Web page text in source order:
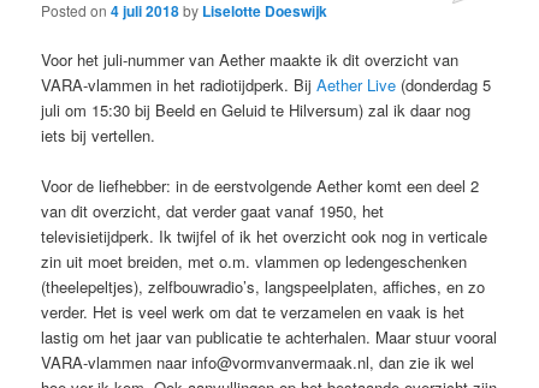
Posted on4 juli 2018by Liselotte Doeswijk
Voor het juli-nummer van Aether maakte ik dit overzicht van
VARA-vlammen in het radiotijdperk. BijAether Live (donderdag 5
juli om 15:30 bij Beeld en Geluid te Hilversum) zal ik daar nog
iets bij vertellen.
Voor de liefhebber: in de eerstvolgende Aether komt een deel 2
van dit overzicht, dat verder gaat vanaf 1950, het
televisietijdperk. Ik twijfel of ik het overzicht ook nog in verticale
zin uit moet breiden, met o.m. vlammen op ledengeschenken
(theelepeltjes), zelfbouwradio’s, langspeelplaten, affiches, en zo
verder. Het is veel werk om dat te verzamelen en vaak is het
lastig om het jaar van publicatie te achterhalen. Maar stuur vooral
VARA-vlammen naar info@vormvanvermaak.nl, dan zie ik wel